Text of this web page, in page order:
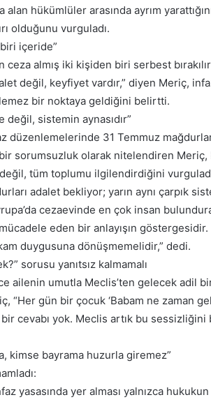
alan hükümlüler arasında ayrım
olduğunu vurguladı.
biri içeride”
ceza almış iki kişiden biri serbest
değil, keyfiyet vardır,” diyen Meriç,
bir noktaya geldiğini belirtti.
sistemin aynasıdır”
düzenlemelerinde 31 Temmuz
bir sorumsuzluk olarak nitelendiren
tüm toplumu ilgilendirdiğini
adalet bekliyor; yarın aynı çarpık
cezaevinde en çok insan
eden bir anlayışın göstergesidir.
duygusuna dönüşmemelidir,” dedi.
sorusu yanıtsız kalmamalı
ailenin umutla Meclis’ten gelecek adil
“Her gün bir çocuk ‘Babam ne zaman
cevabı yok. Meclis artık bu sessizliğini
kimse bayrama huzurla giremez”
yasasında yer alması yalnızca